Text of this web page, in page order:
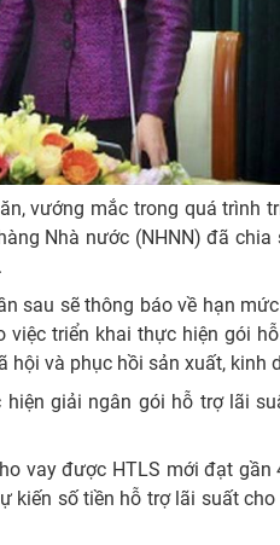
vướng mắc trong quá trình
Nhà nước (NHNN) đã
sau sẽ thông báo về hạn
triển khai thực hiện gói
hội và phục hồi sản xuất, kinh
giải ngân gói hỗ trợ lãi
vay được HTLS mới đạt
kiến số tiền hỗ trợ lãi suất